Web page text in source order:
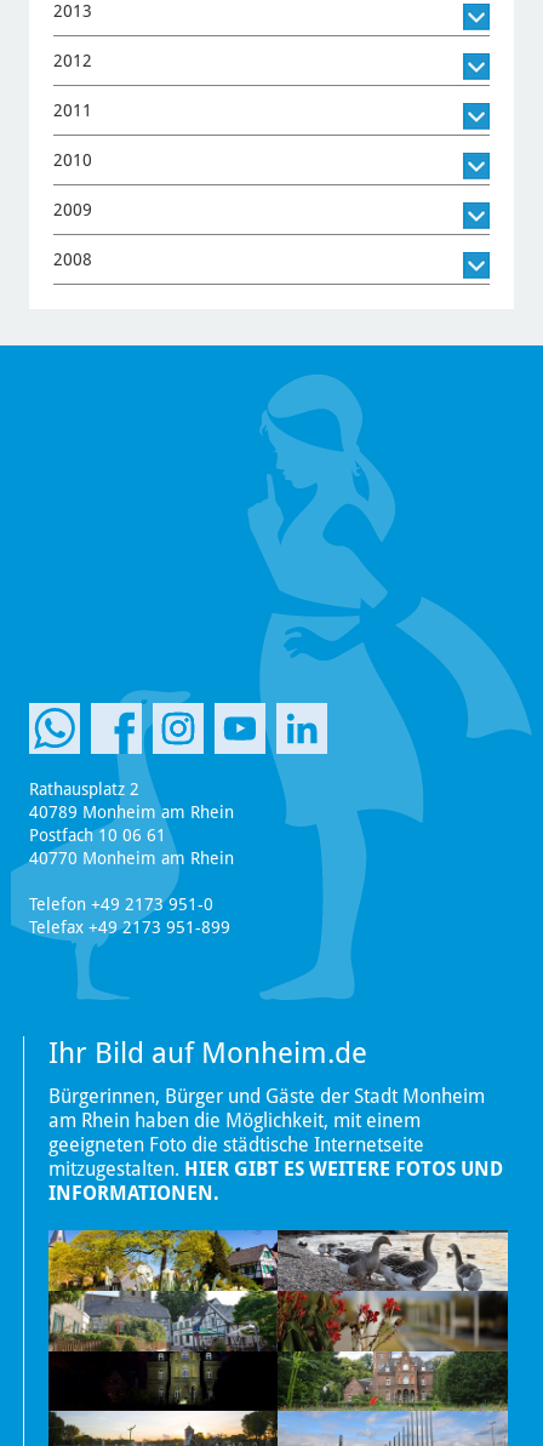
2013
2012
2011
2010
2009
2008
Rathausplatz 2
40789 Monheim am Rhein
Postfach 10 06 61
40770 Monheim am Rhein
Telefon +49 2173 951-0
Telefax +49 2173 951-899
Ihr Bild auf Monheim.de
Bürgerinnen, Bürger und Gäste der Stadt Monheim
am Rhein haben die Möglichkeit, mit einem
geeigneten Foto die städtische Internetseite
mitzugestalten. HIER GIBT ES WEITERE FOTOS UND
INFORMATIONEN.